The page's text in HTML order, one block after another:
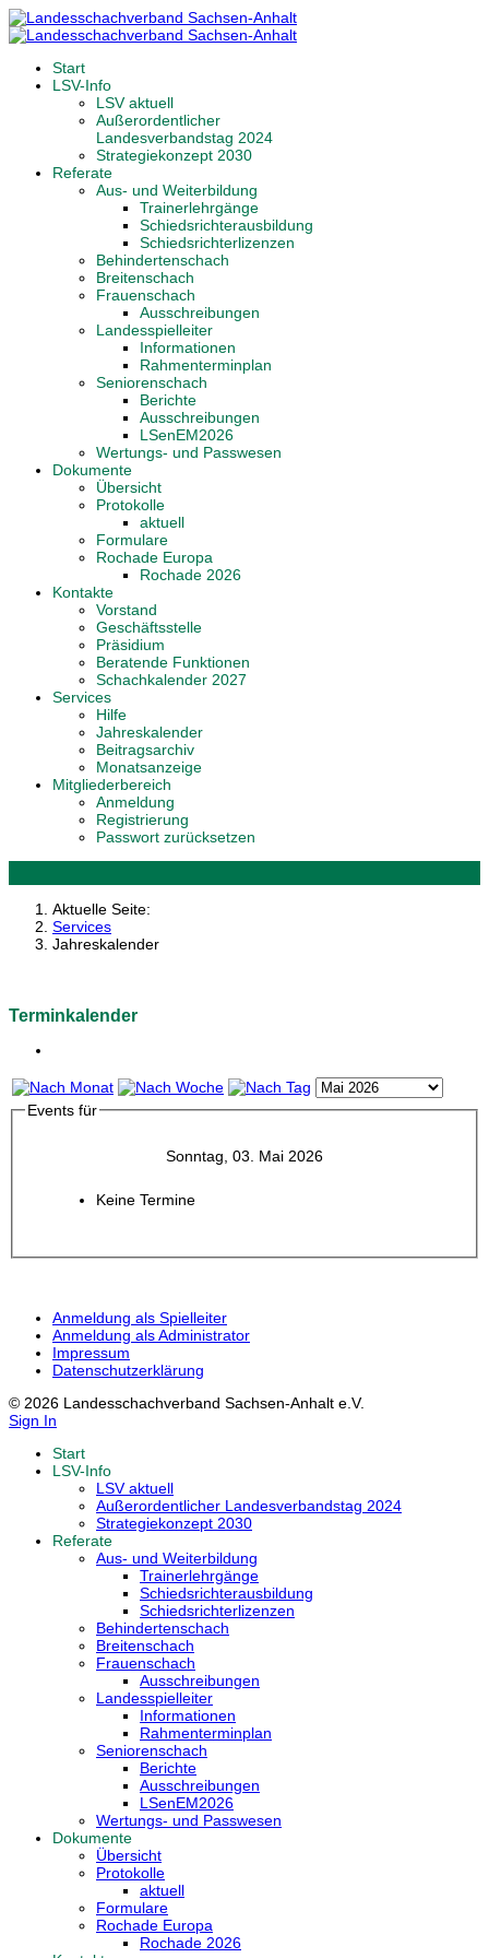
Start
LSV-Info
LSV aktuell
Außerordentlicher
Landesverbandstag 2024
Strategiekonzept 2030
Referate
Aus- und Weiterbildung
Trainerlehrgänge
Schiedsrichterausbildung
Schiedsrichterlizenzen
Behindertenschach
Breitenschach
Frauenschach
Ausschreibungen
Landesspielleiter
Informationen
Rahmenterminplan
Seniorenschach
Berichte
Ausschreibungen
LSenEM2026
Wertungs- und Passwesen
Dokumente
Übersicht
Protokolle
aktuell
Formulare
Rochade Europa
Rochade 2026
Kontakte
Vorstand
Geschäftsstelle
Präsidium
Beratende Funktionen
Schachkalender 2027
Services
Hilfe
Jahreskalender
Beitragsarchiv
Monatsanzeige
Mitgliederbereich
Anmeldung
Registrierung
Passwort zurücksetzen
Aktuelle Seite:
Services
Jahreskalender
Terminkalender
Events für
Sonntag, 03. Mai 2026
Keine Termine
Anmeldung als Spielleiter
Anmeldung als Administrator
Impressum
Datenschutzerklärung
© 2026 Landesschachverband Sachsen-Anhalt e.V.
Sign In
Start
LSV-Info
LSV aktuell
Außerordentlicher Landesverbandstag 2024
Strategiekonzept 2030
Referate
Aus- und Weiterbildung
Trainerlehrgänge
Schiedsrichterausbildung
Schiedsrichterlizenzen
Behindertenschach
Breitenschach
Frauenschach
Ausschreibungen
Landesspielleiter
Informationen
Rahmenterminplan
Seniorenschach
Berichte
Ausschreibungen
LSenEM2026
Wertungs- und Passwesen
Dokumente
Übersicht
Protokolle
aktuell
Formulare
Rochade Europa
Rochade 2026